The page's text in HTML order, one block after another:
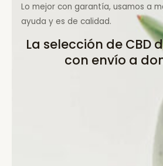
Lo mejor con garantía, usamos a
ayuda y es de calidad.
La selección de CBD
con envío a